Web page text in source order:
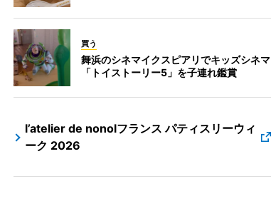
買う
舞浜のシネマイクスピアリでキッズシネマ
「トイストーリー5」を子連れ鑑賞
l’atelier de nonolフランス パティスリーウィ
ーク 2026